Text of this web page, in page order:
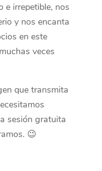
e irrepetible, nos
y nos encanta
en este
veces
que transmita
sesión gratuita
😉